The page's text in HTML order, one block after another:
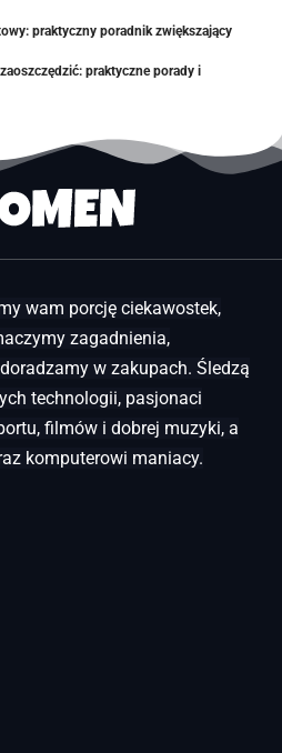
praktyczny poradnik zwiększający
praktyczne porady i
wam porcję ciekawostek,
zagadnienia,
w zakupach. Śledzą
technologii, pasjonaci
filmów i dobrej muzyki, a
komputerowi maniacy.